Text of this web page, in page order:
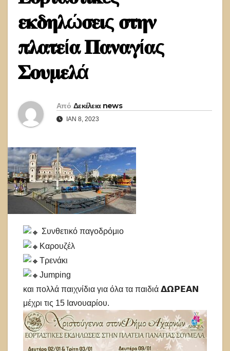
𝛆𝛋𝛅𝛈𝛌ώ𝛔𝛆𝛊ς 𝛔𝛕𝛈𝛎
𝛑𝛌𝛂𝛕𝛆ί𝛂 𝚷𝛂𝛎𝛂𝛄ί𝛂ς
𝚺𝛐𝛖𝛍𝛆𝛌ά
Από Δεκέλεια news
ΙΑΝ 8, 2023
Συνθετικό παγοδρόμιο
Καρουζέλ
Τρενάκι
Jumping
και πολλά παιχνίδια για όλα τα παιδιά 𝝙𝝮𝝦𝝚𝝖𝝢
μέχρι τις 15 Ιανουαρίου.